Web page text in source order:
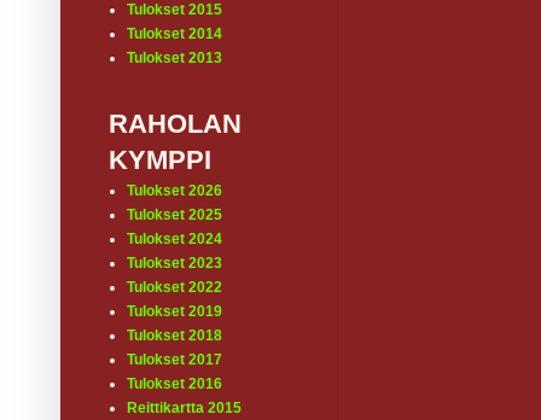
Tulokset 2015
Tulokset 2014
Tulokset 2013
RAHOLAN
KYMPPI
Tulokset 2026
Tulokset 2025
Tulokset 2024
Tulokset 2023
Tulokset 2022
Tulokset 2019
Tulokset 2018
Tulokset 2017
Tulokset 2016
Reittikartta 2015